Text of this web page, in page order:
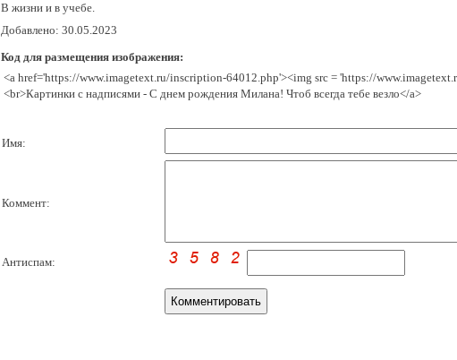
В жизни и в учебе.
Добавлено: 30.05.2023
Код для размещения изображения:
<a href='https://www.imagetext.ru/inscription-64012.php'><img src = 'https://
<br>Картинки с надписями - С днем рождения Милана! Чтоб всегда тебе везло</a>
Имя:
Коммент:
Антиспам: